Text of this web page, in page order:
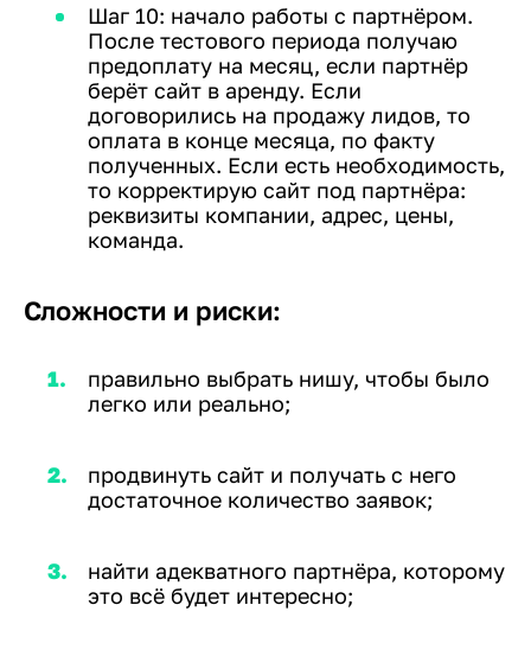
Шаг 10: начало работы с партнёром.
После тестового периода получаю
предоплату на месяц, если партнёр
берёт сайт в аренду. Если
договорились на продажу лидов, то
оплата в конце месяца, по факту
полученных. Если есть необходимость,
то корректирую сайт под партнёра:
реквизиты компании, адрес, цены,
команда.
Сложности и риски:
правильно выбрать нишу, чтобы было
легко или реально;
продвинуть сайт и получать с него
достаточное количество заявок;
найти адекватного партнёра, которому
это всё будет интересно;